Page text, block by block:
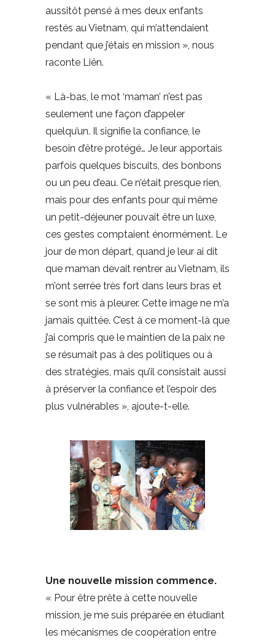
aussitôt pensé à mes deux enfants
restés au Vietnam, qui m’attendaient
pendant que j’étais en mission », nous
raconte Liên.
« Là-bas, le mot ‘maman’ n’est pas
seulement une façon d’appeler
quelqu’un. Il signifie la confiance, le
besoin d’être protégé… Je leur apportais
parfois quelques biscuits, des bonbons
ou un peu d’eau. Ce n’était presque rien,
mais pour des enfants pour qui même
un petit-déjeuner pouvait être un luxe,
ces gestes comptaient énormément. Le
jour de mon départ, quand je leur ai dit
que maman devait rentrer au Vietnam, ils
m’ont serrée très fort dans leurs bras et
se sont mis à pleurer. Cette image ne m’a
jamais quittée. C’est à ce moment-là que
j’ai compris que le maintien de la paix ne
se résumait pas à des politiques ou à
des stratégies, mais qu’il consistait aussi
à préserver la confiance et l’espoir des
plus vulnérables », ajoute-t-elle.
Une nouvelle mission commence.
« Pour être prête à cette nouvelle
mission, je me suis préparée en étudiant
les mécanismes de coopération entre